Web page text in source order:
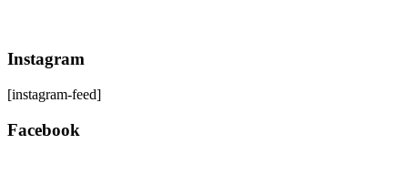
Instagram
[instagram-feed]
Facebook